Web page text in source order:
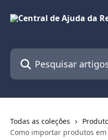
Pesquisar artigos...
Todas as coleções
Como importar produtos